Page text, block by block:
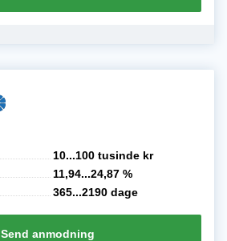
10...100 tusinde kr
11,94...24,87 %
365...2190 dage
Send anmodning